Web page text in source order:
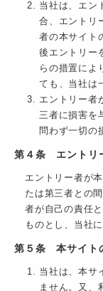
当社は、エン
合、エントリ
者の本サイト
後エントリー
らの措置によ
ても、当社は
エントリー者
三者に損害を
問わず一切の
第４条 エントリ
エントリー者が
たは第三者との
者が自己の責任
ものとし、当社
第５条 本サイト
当社は、本サ
ません。又、